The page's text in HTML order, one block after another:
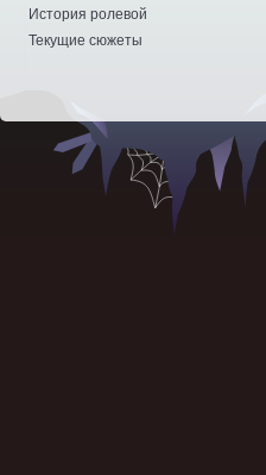
История ролевой
Текущие сюжеты